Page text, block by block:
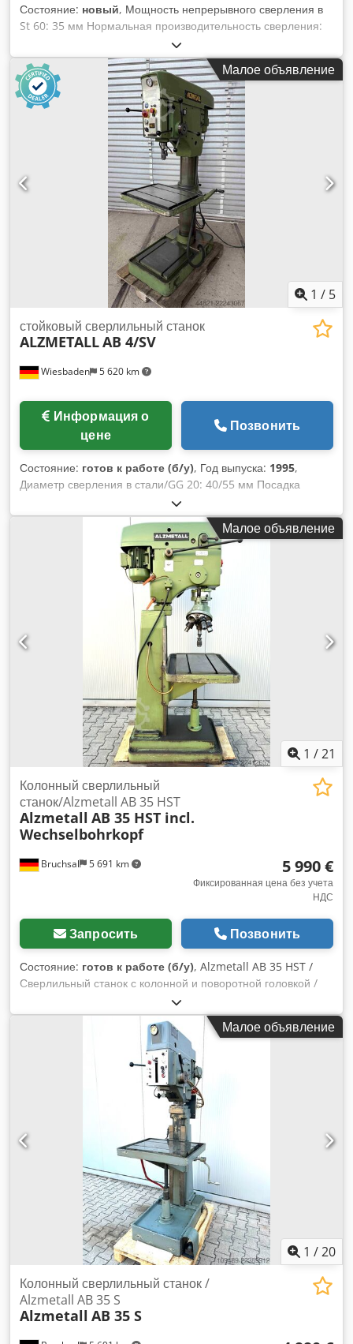
Состояние: новый, Мощность непрерывного сверления в
St 60: 35 мм Нормальная производительность сверления:
40 мм Мощность нарезания резьбы: M 30 Шпиндель: MK 4
Бесступенчатая регулировка скорости подачи: 20 - 400 мм/
мин Программируемая глубина сверления: 175 мм глубина
горловины: 300 мм Dedpfxsb Nbvgs Aixeck Расстояние
шпиндель/стол: от 70 до 830 мм Поверхность стола: 550 x
400 мм Диаметр колонки: 120 мм Общая высота: 1 980 мм
Вес: 450 кг Переключение полюсов двигателя: 1,5 / 3,0 кВт
Бесступенчатая регулировка скорости вращения шпинделя
Диапазон A: 120 - 2 500 об/мин. Бесступенчатая
регулировка скорости вращения шпинделя Диапазон B: 60 -
Малое объявление
1 / 5
Wiesbaden 5 620 km
стойковый сверлильный станок
ALZMETALLAB 4/SV
цене
Позвонить
Состояние: готов к работе (б/у), Год выпуска: 1995,
Диаметр сверления в стали/GG 20: 40/55 мм Посадка
шпинделя: MK 4 Вылет: 345 мм Размер стола: 450 x 600
мм Макс. расстояние между столом и пинолью: 785 мм Ход
пиноли: 180 мм Обороты шпинделя в 4 группах с помощью
многоскоростного двигателя и коробки передач, а также
бесступенчато регулируемые: 160 - 1540 об/мин 4
автоматические подачи: 0,09; 0,12; 0,18 и 0,22 мм/об
Приводной мотор: 380 В, 2,6/3,2 кВт Вес: 640 кг Dcsdpfozh
H D Nex Aixjk Необходимая площадь: 700 x 1150 x 2000 мм
Малое объявление
1 /21
Bruchsal 5 691 km
Колонный сверлильный
станок/Alzmetall AB 35 HST
Alzmetall AB 35 HST incl.
Wechselbohrkopf
5 990 €
Фиксированная цена без учета
НДС
Запросить Позвонить
Состояние: готов к работе (б/у), Alzmetall AB 35 HST /
Сверлильный станок с колонной и поворотной головкой /
Walter Gras Arbo3 - Максимальный диаметр сверления по
стали: около 40 мм - Максимальный диаметр сверления по
чугуну: около 45 мм - Максимальный диаметр нарезаемой
резьбы: M25 - Конус шпинделя: MK 4 - Ход шпинделя: 180
мм - Диапазон скоростей (ПЛАВНО РЕГУЛИРУЕМЫЙ): 65–
1750 об/мин - Переключаемые диапазоны скоростей: 130–
480 / 480–1750 об/мин - Автоматическая подача: 0,1–0,2–
0,3 мм/об - Глубина сверления регулируется с помощью
шкалы глубины Dodpfjzn Unvox Aixeck - Индикатор
скорости - Вращение вправо / влево - Поворотная
сверлильная головка с инструментом - Рабочий стол с
регулируемой высотой с помощью ручной рукоятки -
Система подачи охлаждающей жидкости - Аварийный
выключатель / Выключатель - Рабочий светильник
Габариты: Д x Ш x В: 1 x 0,8 x 2,1 метра / Вес: около 1200 кг
Ошибки и опечатки возможны.
Малое объявление
1 /20
Колонный сверлильный станок /
Alzmetall AB 35 S
Alzmetall AB 35 S